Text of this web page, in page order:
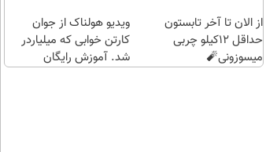
از الان تا آخر تابستون
حداقل 12کیلو چربی
میسوزونی🧨
ویدیو هولناک از جوان
کارتن خوابی که میلیاردر
شد. آموزش رایگان